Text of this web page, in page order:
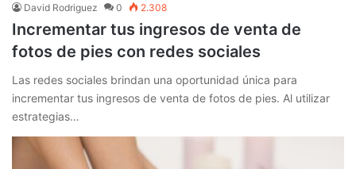
David Rodriguez 0 2.308
Incrementar tus ingresos de venta de
fotos de pies con redes sociales
Las redes sociales brindan una oportunidad única para
incrementar tus ingresos de venta de fotos de pies. Al utilizar
estrategias…